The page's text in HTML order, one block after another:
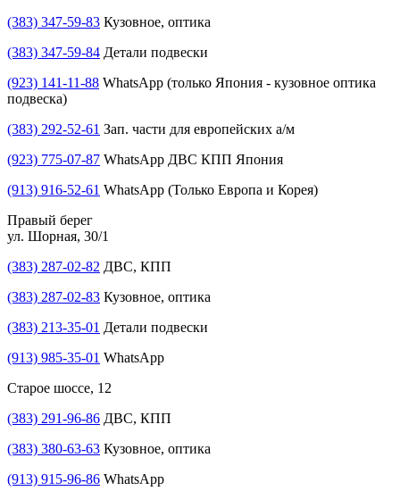
(383) 347-59-83 Кузовное, оптика
(383) 347-59-84 Детали подвески
(923) 141-11-88 WhatsApp (только Япония - кузовное оптика
подвеска)
(383) 292-52-61 Зап. части для европейских а/м
(923) 775-07-87 WhatsApp ДВС КПП Япония
(913) 916-52-61 WhatsApp (Только Европа и Корея)
Правый берег
ул. Шорная, 30/1
(383) 287-02-82 ДВС, КПП
(383) 287-02-83 Кузовное, оптика
(383) 213-35-01 Детали подвески
(913) 985-35-01 WhatsApp
Старое шоссе, 12
(383) 291-96-86 ДВС, КПП
(383) 380-63-63 Кузовное, оптика
(913) 915-96-86 WhatsApp